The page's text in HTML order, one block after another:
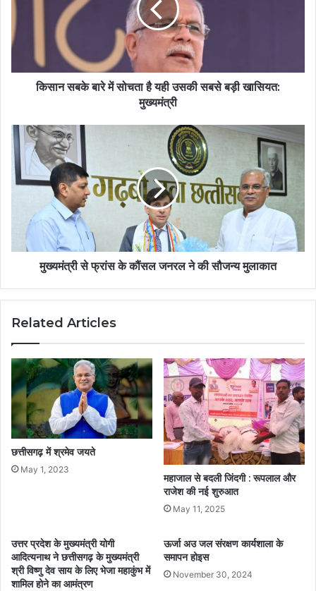
किसान सबके बारे में सोचता है यही उसकी सबसे बड़ी खासियत:
मुख्यमंत्री
मुख्यमंत्री से फ्रांस के कौंसल जनरल ने की सौजन्य मुलाकात
Related Articles
छत्तीसगढ़ में श्रमेव जयते
May 1, 2023
महाजाल से बदली जिंदगी : रूपलाल और
राजेश की नई शुरुआत
May 11, 2025
उत्तर प्रदेश के मुख्यमंत्री योगी
आदित्यनाथ ने छत्तीसगढ़ के मुख्यमंत्री
श्री विष्णु देव साय के लिए भेजा महाकुंभ में
शामिल होने का आमंत्रण
ऊर्जा अउ जल संरक्षण कार्यशाला के
समापन होइस
November 30, 2024